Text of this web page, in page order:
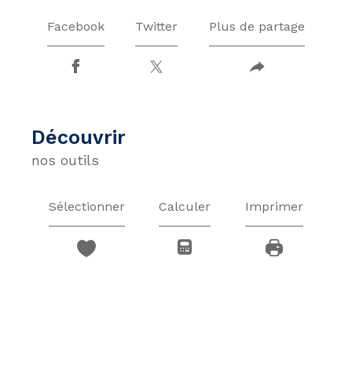
Facebook Twitter Plus de partage
découvrir
nos outils
Sélectionner Calculer Imprimer